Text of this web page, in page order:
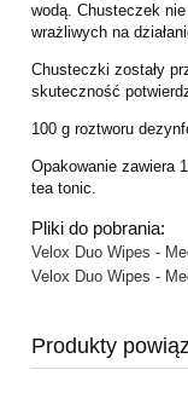
wodą. Chusteczek
wrażliwych na
Chusteczki zostały
skuteczność
100 g roztworu
Opakowanie zawiera
tea tonic.
Pliki do pobrania:
Velox Duo Wipes -
Velox Duo Wipes -
Produkty